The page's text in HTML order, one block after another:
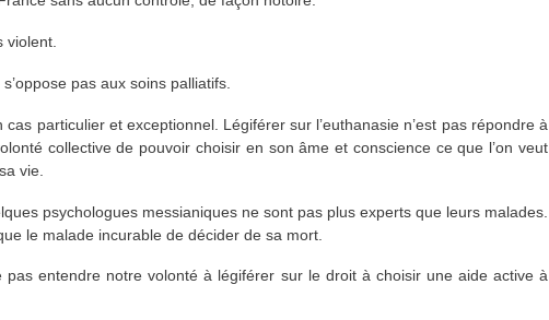
violent.
pas aux soins palliatifs.
particulier et exceptionnel. Légiférer sur l’euthanasie n’est pas répondre à
collective de pouvoir choisir en son âme et conscience ce que l’on veut
vie.
psychologues messianiques ne sont pas plus experts que leurs malades.
le malade incurable de décider de sa mort.
pas entendre notre volonté à légiférer sur le droit à choisir une aide active à